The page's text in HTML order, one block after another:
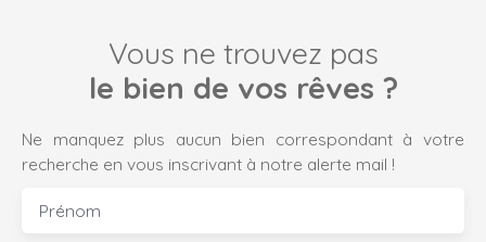
Vous ne trouvez pas
le bien de vos rêves ?
Ne manquez plus aucun bien correspondant à votre
recherche en vous inscrivant à notre alerte mail !
Prénom